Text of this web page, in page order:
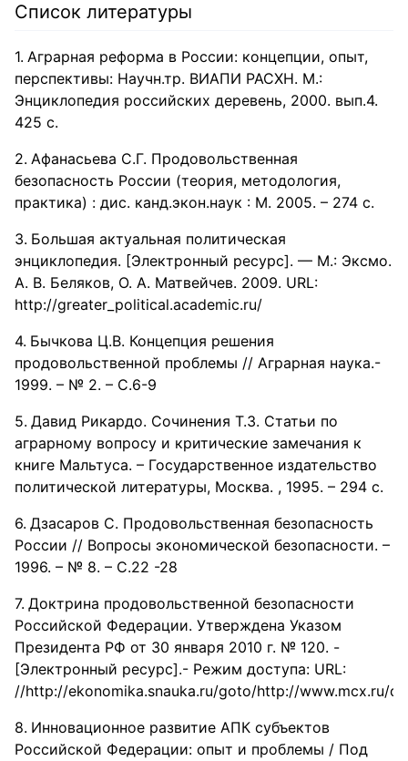
Список литературы
Аграрная реформа в России: концепции, опыт,
перспективы: Научн.тр. ВИАПИ РАСХН. М.:
Энциклопедия российских деревень, 2000. вып.4.
425 с.
Афанасьева С.Г. Продовольственная
безопасность России (теория, методология,
практика) : дис. канд.экон.наук : М. 2005. – 274 с.
Большая актуальная политическая
энциклопедия. [Электронный ресурс]. — М.: Эксмо.
А. В. Беляков, О. А. Матвейчев. 2009. URL:
http://greater_political.academic.ru/
Бычкова Ц.В. Концепция решения
продовольственной проблемы // Аграрная наука.-
1999. – № 2. – С.6-9
Давид Рикардо. Сочинения Т.3. Статьи по
аграрному вопросу и критические замечания к
книге Мальтуса. – Государственное издательство
политической литературы, Москва. , 1995. – 294 с.
Дзасаров С. Продовольственная безопасность
России // Вопросы экономической безопасности. –
1996. – № 8. – С.22 -28
Доктрина продовольственной безопасности
Российской Федерации. Утверждена Указом
Президента РФ от 30 января 2010 г. № 120. -
[Электронный ресурс].- Режим доступа: URL:
//http://ekonomika.snauka.ru/goto/http://www.mcx.ru/
Инновационное развитие АПК субъектов
Российской Федерации: опыт и проблемы / Под